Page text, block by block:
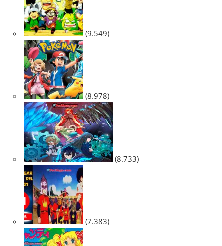
(9.549)
(8.978)
(8.733)
(7.383)